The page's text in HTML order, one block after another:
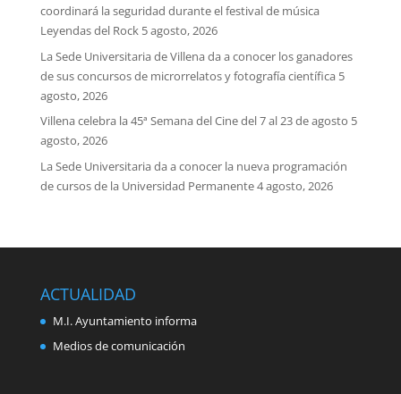
coordinará la seguridad durante el festival de música
Leyendas del Rock 5 agosto, 2026
La Sede Universitaria de Villena da a conocer los ganadores
de sus concursos de microrrelatos y fotografía científica 5
agosto, 2026
Villena celebra la 45ª Semana del Cine del 7 al 23 de agosto 5
agosto, 2026
La Sede Universitaria da a conocer la nueva programación
de cursos de la Universidad Permanente4 agosto, 2026
ACTUALIDAD
M.I. Ayuntamiento informa
Medios de comunicación